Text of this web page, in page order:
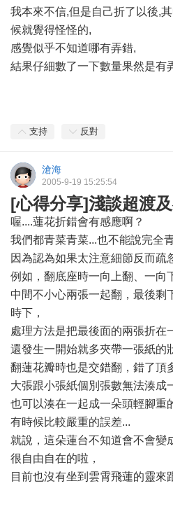
我本來不信,但是自己折了以後,
候就覺得怪怪的,
感覺似乎不知道哪有弄錯,
結果仔細數了一下數量果然是有
支持 反對
滄海
2005-9-19 15:25:54
[心得分享]淺談超渡
喔....蓮花折錯會有感應啊？
我們都青菜青菜...也不能說完全
因為認為如果太注意細節反而疏
例如，翻底座時一向上翻、一向
中間不小心兩張一起翻，最後剩
時下，
處理方法是把最後面的兩張折在
還發生一開始就多夾帶一張紙的
翻蓮花瓣時也是交錯翻，錯了頂
大張跟小張紙個別張數無法湊成
也可以湊在一起成一朵頭輕腳重
有時候比較嚴重的誤差...
就說，這朵蓮台不知道會不會變
很自由自在的啦，
目前也沒有坐到雲霄飛蓮的靈來